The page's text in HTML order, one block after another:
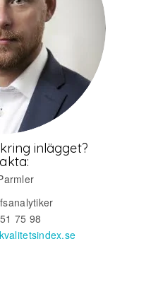
inlägget?
75 98